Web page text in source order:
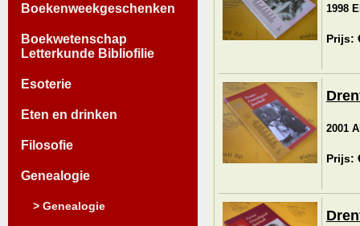
Boekenweekgeschenken
Boekwetenschap
Letterkunde Bibliofilie
Esoterie
Eten en drinken
Filosofie
Genealogie
> Genealogie
1998
Prijs:
2001
Prijs: